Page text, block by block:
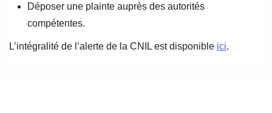
Déposer une plainte auprès des autorités
compétentes.
L’intégralité de l’alerte de la CNIL est disponible ici.